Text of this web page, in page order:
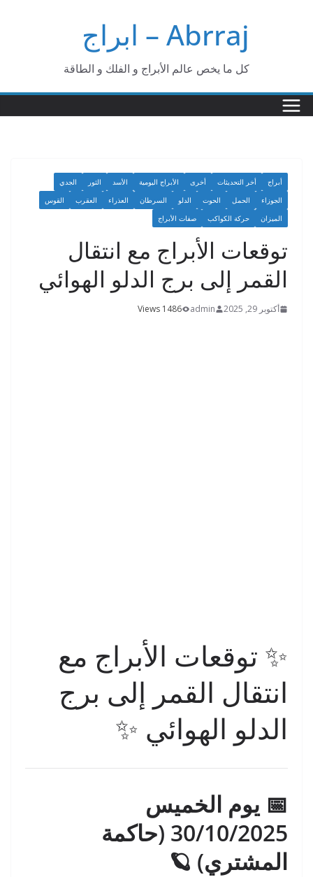
Abrraj – ابراج
كل ما يخص عالم الأبراج و الفلك و الطاقة
أبراج أخر التحديثات أخرى الأبراج اليومية الأسد الثور
الجدي
الجوزاء
الحمل الحوت الدلو السرطان العذراء العقرب
القوس
الميزان
حركة الكواكب صفات الأبراج
توقعات الأبراج مع انتقال
القمر إلى برج الدلو الهوائي
أكتوبر 29, 2025 admin
1486 Views
✨ توقعات الأبراج مع
انتقال القمر إلى برج
الدلو الهوائي ✨
📅 يوم الخميس
30/10/2025 (حاكمة
المشتري) 🪐